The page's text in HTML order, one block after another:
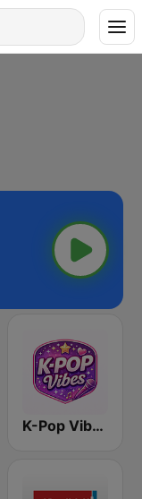
K-Pop Vibes